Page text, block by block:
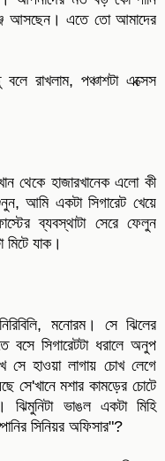
আসছেন। এতে তো আমাদের
রাখলাম, পঞ্চাশটা এক্সেস
থেকে হাজারখানেক এলো কী
আমি একটা সিগারেট খেয়ে
ব্যবস্থাটা সেরে ফেলুন
যাক।
মনোরম। সে ঝিলের
বসে সিগারেটটা ধরালে অনুপ
সে হাওয়া লাগায় চোখ লেগে
সে'খানে মশার কামড়ের চোটে
ঝিমুনিটা ভাঙল একটা মিহি
সিনিয়র অফিসার"?